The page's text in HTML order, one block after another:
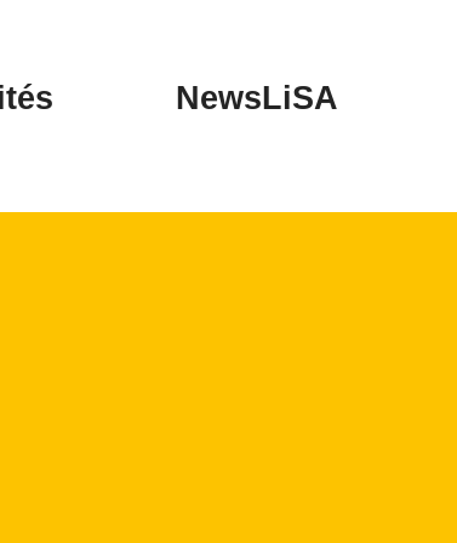
NewsLiSA